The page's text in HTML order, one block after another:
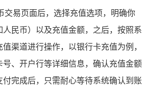
交易页面后，选择充值选项，明确你
民币）以及充值金额，之后，按照系
渠道进行操作，以银行卡充值为例，
、开户行等详细信息，确认充值金额
完成后，只需耐心等待系统确认到账